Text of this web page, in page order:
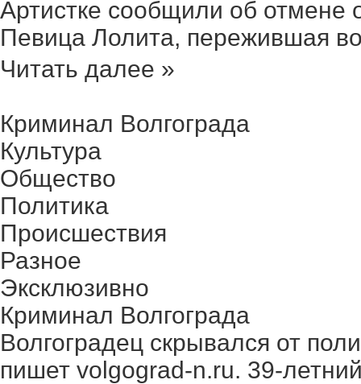
Артистке сообщили об отмене
Певица Лолита, пережившая
Читать далее »
Криминал Волгограда
Культура
Общество
Политика
Происшествия
Разное
Эксклюзивно
Криминал Волгограда
Волгоградец скрывался от
пишет volgograd-n.ru. 39-